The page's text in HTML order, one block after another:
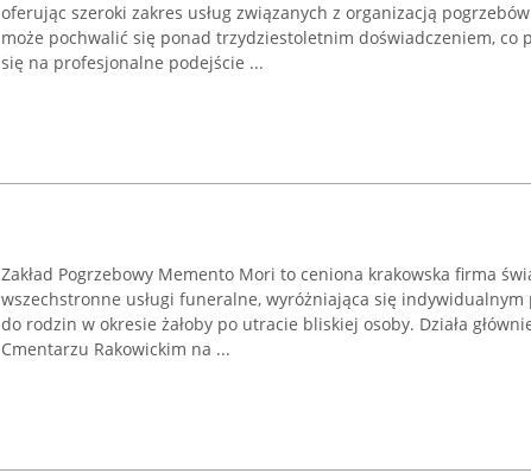
oferując szeroki zakres usług związanych z organizacją
może pochwalić się ponad trzydziestoletnim doświadczeniem, co
się na profesjonalne podejście ...
Zakład Pogrzebowy Memento Mori to ceniona krakowska firma
wszechstronne usługi funeralne, wyróżniająca się indywidualnym
do rodzin w okresie żałoby po utracie bliskiej osoby. Działa
Cmentarzu Rakowickim na ...